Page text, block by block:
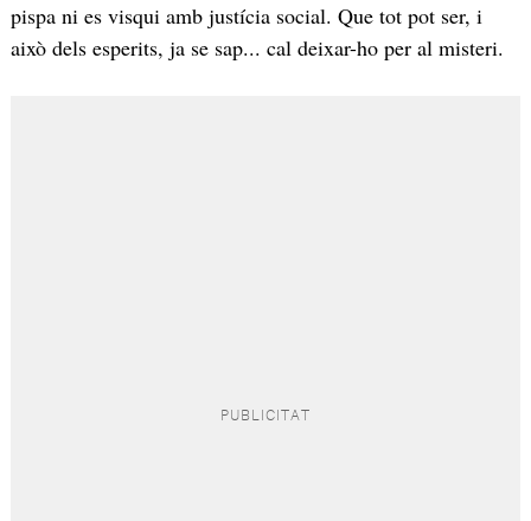
pispa ni es visqui amb justícia social. Que tot pot ser, i
això dels esperits, ja se sap... cal deixar-ho per al misteri.